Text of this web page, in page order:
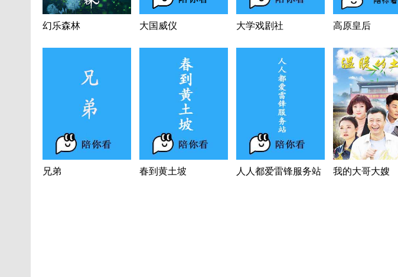
幻乐森林 大国威仪 大学戏剧社 高原皇后
兄弟 春到黄土坡 人人都爱雷锋服务站 我的大哥大嫂